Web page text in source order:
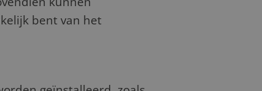
bent van het